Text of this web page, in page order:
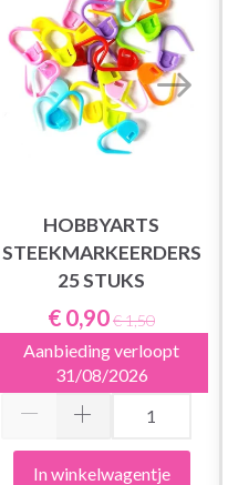
HOBBYARTS
STEEKMARKEERDERS
25 STUKS
€ 0,90€ 1,50
Aanbieding verloopt
31/08/2026
In winkelwagentje